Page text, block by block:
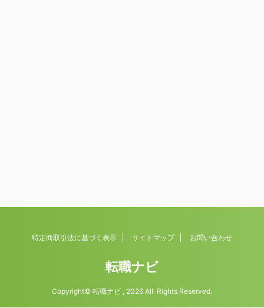
特定商取引法に基づく表示 サイトマップ お問い合わせ
転職ナビ
Copyright© 転職ナビ , 2026 All Rights Reserved.